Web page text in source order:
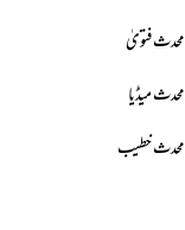
محدث فتویٰ
محدث میڈیا
محدث خطیب